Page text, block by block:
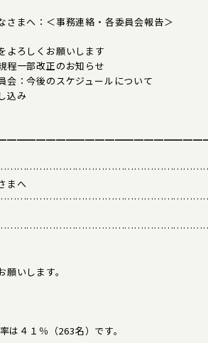
さまへ：＜事務連絡・各委員会報告＞
ろしくお願いします
一部改正のお知らせ
：今後のスケジュールについて
込み
まへ
いします。
は４１％（263名）です。